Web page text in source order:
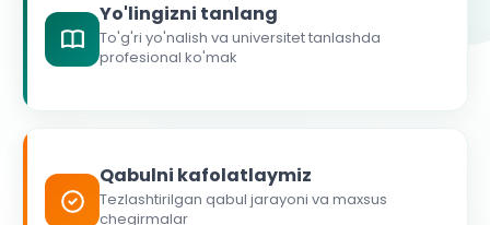
Yo'lingizni tanlang
To'g'ri yo'nalish va universitet tanlashda
profesional ko'mak
Qabulni kafolatlaymiz
Tezlashtirilgan qabul jarayoni va maxsus
chegirmalar